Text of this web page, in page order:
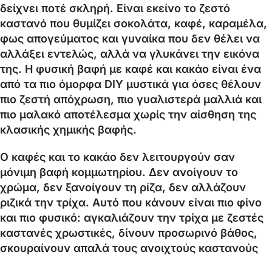
δείχνει ποτέ σκληρή. Είναι εκείνο το ζεστό
καστανό που θυμίζει σοκολάτα, καφέ, καραμέλα,
φως απογεύματος και γυναίκα που δεν θέλει να
αλλάξει εντελώς, αλλά να γλυκάνει την εικόνα
της. Η φυσική βαφή με καφέ και κακάο είναι ένα
από τα πιο όμορφα DIY μυστικά για όσες θέλουν
πιο ζεστή απόχρωση, πιο γυαλιστερά μαλλιά και
πιο μαλακό αποτέλεσμα χωρίς την αίσθηση της
κλασικής χημικής βαφής.
Ο καφές και το κακάο δεν λειτουργούν σαν
μόνιμη βαφή κομμωτηρίου. Δεν ανοίγουν το
χρώμα, δεν ξανοίγουν τη ρίζα, δεν αλλάζουν
ριζικά την τρίχα. Αυτό που κάνουν είναι πιο φίνο
και πιο φυσικό: αγκαλιάζουν την τρίχα με ζεστές
καστανές χρωστικές, δίνουν προσωρινό βάθος,
σκουραίνουν απαλά τους ανοιχτούς καστανούς